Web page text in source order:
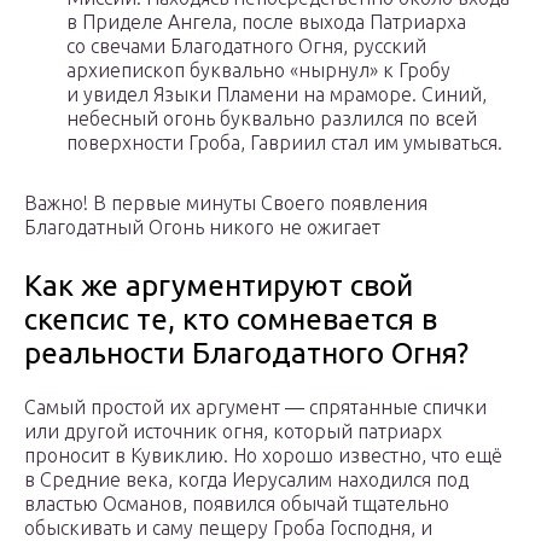
в Приделе Ангела, после выхода Патриарха
со свечами Благодатного Огня, русский
архиепископ буквально «нырнул» к Гробу
и увидел Языки Пламени на мраморе. Синий,
небесный огонь буквально разлился по всей
поверхности Гроба, Гавриил стал им умываться.
Важно! В первые минуты Своего появления
Благодатный Огонь никого не ожигает
Как же аргументируют свой
скепсис те, кто сомневается в
реальности Благодатного Огня?
Самый простой их аргумент — спрятанные спички
или другой источник огня, который патриарх
проносит в Кувиклию. Но хорошо известно, что ещё
в Средние века, когда Иерусалим находился под
властью Османов, появился обычай тщательно
обыскивать и саму пещеру Гроба Господня, и